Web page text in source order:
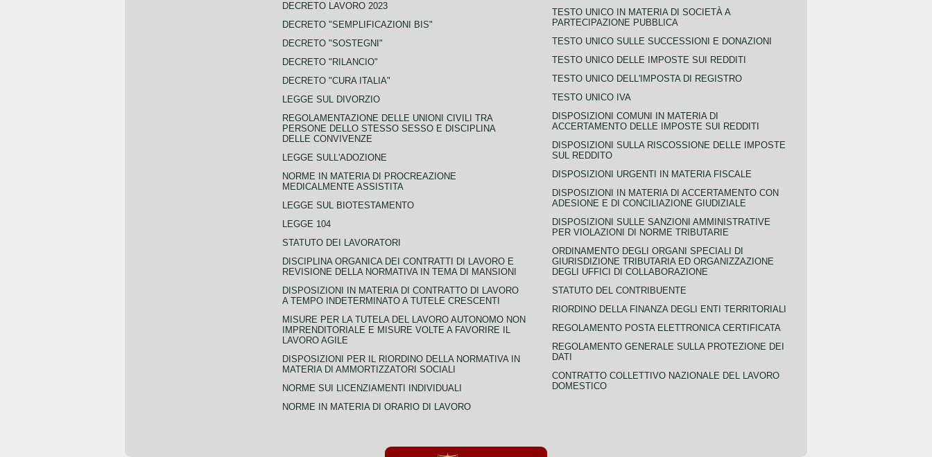
DECRETO LAVORO 2023
DECRETO "SEMPLIFICAZIONI BIS"
DECRETO "SOSTEGNI"
DECRETO "RILANCIO"
DECRETO "CURA ITALIA"
LEGGE SUL DIVORZIO
REGOLAMENTAZIONE DELLE UNIONI CIVILI TRA
PERSONE DELLO STESSO SESSO E DISCIPLINA
DELLE CONVIVENZE
LEGGE SULL'ADOZIONE
NORME IN MATERIA DI PROCREAZIONE
MEDICALMENTE ASSISTITA
LEGGE SUL BIOTESTAMENTO
LEGGE 104
STATUTO DEI LAVORATORI
DISCIPLINA ORGANICA DEI CONTRATTI DI LAVORO E
REVISIONE DELLA NORMATIVA IN TEMA DI MANSIONI
DISPOSIZIONI IN MATERIA DI CONTRATTO DI LAVORO
A TEMPO INDETERMINATO A TUTELE CRESCENTI
MISURE PER LA TUTELA DEL LAVORO AUTONOMO NON
IMPRENDITORIALE E MISURE VOLTE A FAVORIRE IL
LAVORO AGILE
DISPOSIZIONI PER IL RIORDINO DELLA NORMATIVA IN
MATERIA DI AMMORTIZZATORI SOCIALI
NORME SUI LICENZIAMENTI INDIVIDUALI
NORME IN MATERIA DI ORARIO DI LAVORO
TESTO UNICO IN MATERIA DI SOCIETÀ A
PARTECIPAZIONE PUBBLICA
TESTO UNICO SULLE SUCCESSIONI E DONAZIONI
TESTO UNICO DELLE IMPOSTE SUI REDDITI
TESTO UNICO DELL'IMPOSTA DI REGISTRO
TESTO UNICO IVA
DISPOSIZIONI COMUNI IN MATERIA DI
ACCERTAMENTO DELLE IMPOSTE SUI REDDITI
DISPOSIZIONI SULLA RISCOSSIONE DELLE IMPOSTE
SUL REDDITO
DISPOSIZIONI URGENTI IN MATERIA FISCALE
DISPOSIZIONI IN MATERIA DI ACCERTAMENTO CON
ADESIONE E DI CONCILIAZIONE GIUDIZIALE
DISPOSIZIONI SULLE SANZIONI AMMINISTRATIVE
PER VIOLAZIONI DI NORME TRIBUTARIE
ORDINAMENTO DEGLI ORGANI SPECIALI DI
GIURISDIZIONE TRIBUTARIA ED ORGANIZZAZIONE
DEGLI UFFICI DI COLLABORAZIONE
STATUTO DEL CONTRIBUENTE
RIORDINO DELLA FINANZA DEGLI ENTI TERRITORIALI
REGOLAMENTO POSTA ELETTRONICA CERTIFICATA
REGOLAMENTO GENERALE SULLA PROTEZIONE DEI
DATI
CONTRATTO COLLETTIVO NAZIONALE DEL LAVORO
DOMESTICO